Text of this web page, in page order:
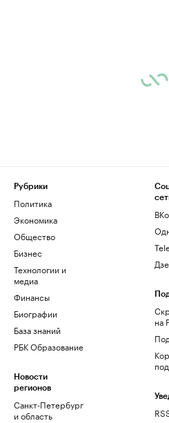
Рубрики
Политика
Экономика
Общество
Бизнес
Технологии и
медиа
Финансы
Биографии
База знаний
РБК Образование
Новости
регионов
Санкт-Петербург
и область
на